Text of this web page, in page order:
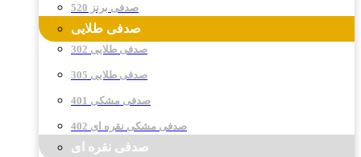
صدفی برنز 520
صدفی طلایی
صدفی طلایی 302
صدفی طلایی 305
صدفی مشکی 401
صدفی مشکی نقره ای 402
صدفی نقره ای